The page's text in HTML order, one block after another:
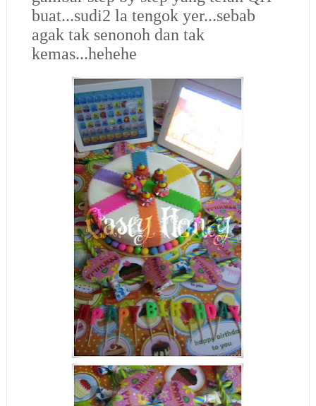
buat...sudi2 la tengok yer...sebab
agak tak senonoh dan tak
kemas...hehehe